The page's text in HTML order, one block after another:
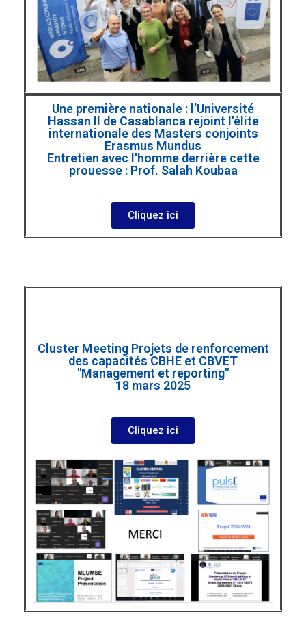
Une première nationale : l’Université
Hassan II de Casablanca rejoint l’élite
internationale des Masters conjoints
Erasmus Mundus
Entretien avec l'homme derrière cette
prouesse : Prof. Salah Koubaa
Cliquez ici
Cluster Meeting Projets de renforcement
des capacités CBHE et CBVET
"Management et reporting"
18 mars 2025
Cliquez ici